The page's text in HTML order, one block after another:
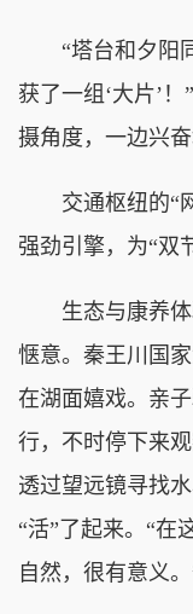
“塔台和夕阳同
获了一组‘大片’
摄角度，一边兴奋
交通枢纽的“网
强劲引擎，为“双
生态与康养体
惬意。秦王川国
在湖面嬉戏。亲
行，不时停下来
透过望远镜寻找
“活”了起来。“在
自然，很有意义